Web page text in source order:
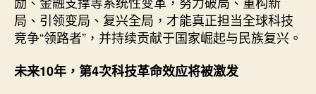
局、引领变局、复兴全局，才能真正担当全球科技
竞争“领路者”，并持续贡献于国家崛起与民族复兴。
未来10年，第4次科技革命效应将被激发